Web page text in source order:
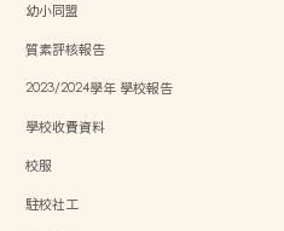
幼小同盟
質素評核報告
2023/2024學年 學校報告
學校收費資料
校服
駐校社工